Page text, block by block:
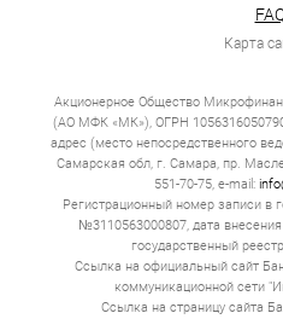
Проверка длится за 15
денежной суммы происходит
скорость всегда есть
прежде всего оцените вашу
вам не хватает 10 000 до
микрозайм и отдавайте
необходимо полмиллиона
обращайтесь к нам.
Типы онлайн
Весь рынок онлайн‑займов
категории.
Карта
Акционерное Общество
(АО МФК «МК»), ОГРН
адрес (место непосредственного
Самарская обл, г. Самара, пр.
551-70-75, e-mail:
Регистрационный номер записи в
№3110563000807, дата
государственный
Ссылка на официальный сайт
коммуникационной сети
Ссылка на страницу сайта